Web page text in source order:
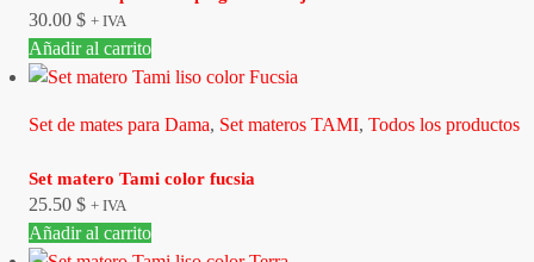
30.00 $ + IVA
Añadir al carrito
Set de mates para Dama, Set materos TAMI, Todos los productos
Set matero Tami color fucsia
25.50 $ + IVA
Añadir al carrito